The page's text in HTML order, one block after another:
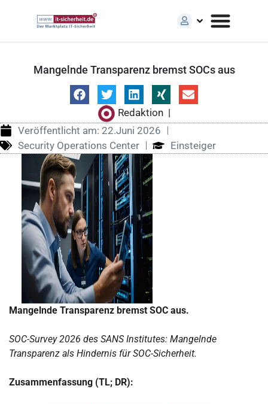
Mangelnde Transparenz bremst SOCs aus
Redaktion |
Veröffentlicht am: 22.Juni 2026
Security Operations Center
Einsteiger
Mangelnde Transparenz bremst SOC aus.
SOC-Survey 2026 des SANS Institutes: Mangelnde
Transparenz als Hindernis für SOC-Sicherheit.
Zusammenfassung (TL; DR):